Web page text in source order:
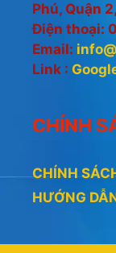
Phú, Quận
Điện thoại:
Email:
Link :
CHÍNH
CHÍNH
HƯỚNG